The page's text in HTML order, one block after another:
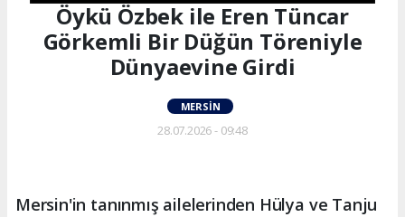
Öykü Özbek ile Eren Tüncar
Görkemli Bir Düğün Töreniyle
Dünyaevine Girdi
MERSIN
28.07.2026 - 09:48
Mersin'in tanınmış ailelerinden Hülya ve Tanju